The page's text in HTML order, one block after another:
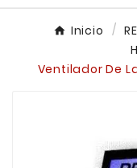
Inicio
Ventilador De